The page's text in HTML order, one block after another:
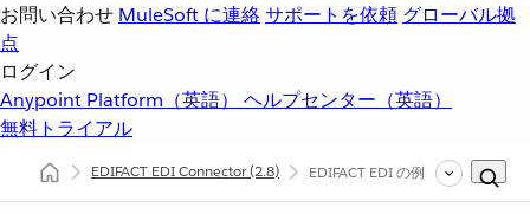
お問い合わせ MuleSoft に連絡サポートを依頼 グローバル拠
点
ログイン
Anypoint Platform（英語） ヘルプセンター（英語）
無料トライアル
EDIFACT EDI Connector(2.8) EDIFACT EDI の例